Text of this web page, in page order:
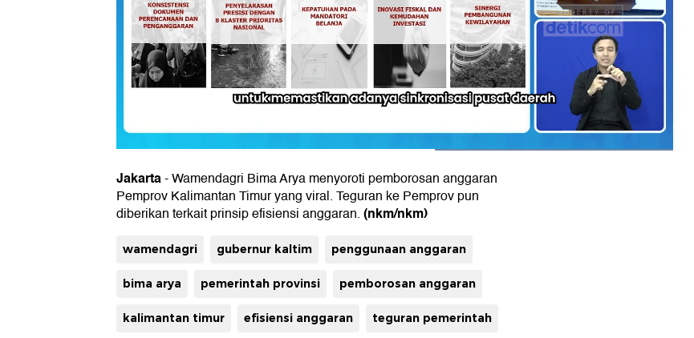
Jakarta- Wamendagri Bima Arya menyoroti pemborosan anggaran
Pemprov Kalimantan Timur yang viral. Teguran ke Pemprov pun
diberikan terkait prinsip efisiensi anggaran.(nkm/nkm)
wamendagri gubernur kaltim penggunaan anggaran
bima arya pemerintah provinsi pemborosan anggaran
kalimantan timur efisiensi anggaran teguran pemerintah